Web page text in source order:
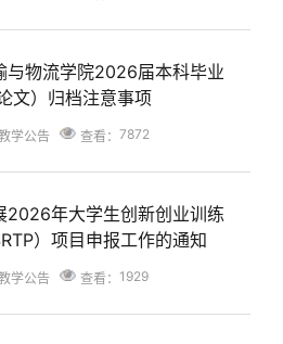
与物流学院2026届本科毕业
文）归档注意事项
学公告 查看： 7872
2026年大学生创新创业训练
）项目申报工作的通知
学公告 查看： 1929